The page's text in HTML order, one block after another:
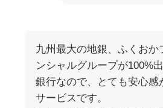
九州最大の地銀、ふくおか
ンシャルグループが100%
銀行なので、とても安心感
サービスです。